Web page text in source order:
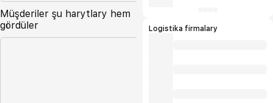
Müşderiler şu harytlary hem
gördüler
Logistika firmalary